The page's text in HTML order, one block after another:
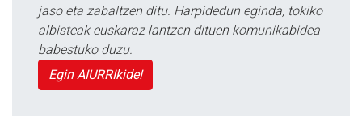
jaso eta zabaltzen ditu. Harpidedun eginda, tokiko
albisteak euskaraz lantzen dituen komunikabidea
babestuko duzu.
Egin AIURRIkide!